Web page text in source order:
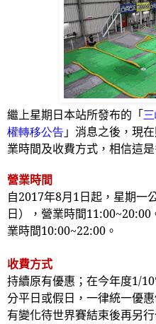
繼上星期日本站所發布的「
權轉移公告」消息之後，現
業時間及收費方式，相信這
營業時間
自2017年8月1日起，星期一
日），營業時間11:00~20:00
業時間10:00~22:00 。
收費方式
持續原有優惠；在今年度1/10
分平日或假日，一律統一優
有變化待世界賽結束後再另行